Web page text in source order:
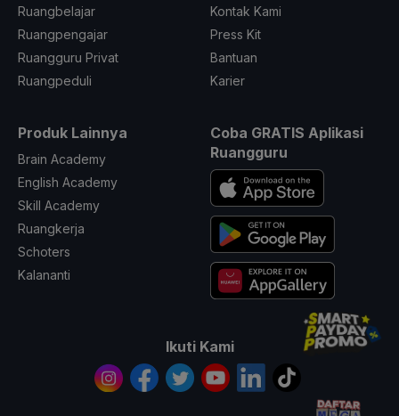
Ruangbelajar
Ruangpengajar
Ruangguru Privat
Ruangpeduli
Kontak Kami
Press Kit
Bantuan
Karier
Produk Lainnya
Brain Academy
English Academy
Skill Academy
Ruangkerja
Schoters
Kalananti
Coba GRATIS Aplikasi
Ruangguru
Ikuti Kami